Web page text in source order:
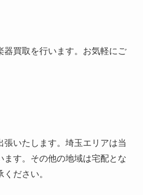
器買取を行います。お気軽にご
張いたします。埼玉エリアは当
ます。その他の地域は宅配とな
ださい。